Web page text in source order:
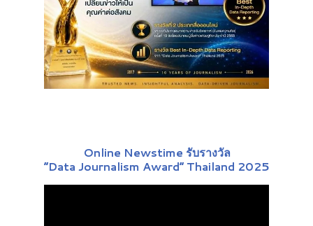
Online Newstime รับรางวัล
“Data Journalism Award” Thailand 2025